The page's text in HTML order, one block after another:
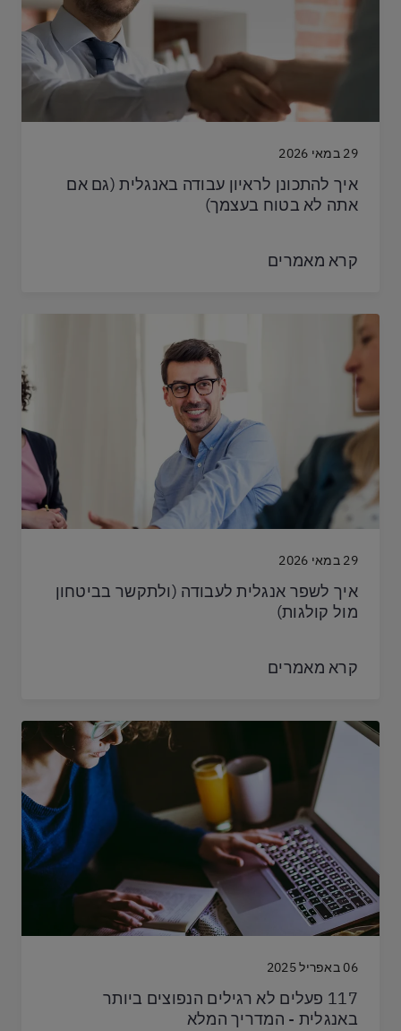
29 במאי 2026
איך להתכונן לראיון עבודה באנגלית (גם אם
אתה לא בטוח בעצמך)
קרא מאמרים
29 במאי 2026
איך לשפר אנגלית לעבודה (ולתקשר בביטחון
מול קולגות)
קרא מאמרים
06 באפריל 2025
117 פעלים לא רגילים הנפוצים ביותר
באנגלית - המדריך המלא